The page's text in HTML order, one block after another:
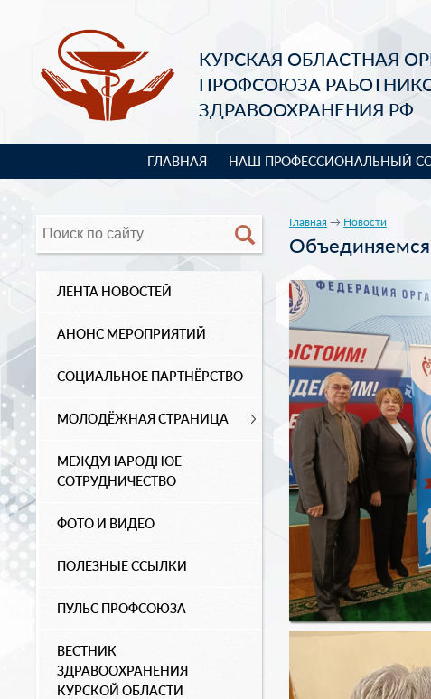
КУРСКАЯ ОБЛАСТНАЯ
ПРОФСОЮЗА
ЗДРАВООХРАНЕНИЯ РФ
ГЛАВНАЯ НАШ ПРОФЕССИОНАЛЬНЫЙ
ЛЕНТА НОВОСТЕЙ
АНОНС МЕРОПРИЯТИЙ
СОЦИАЛЬНОЕ ПАРТНЁРСТВО
МОЛОДЁЖНАЯ СТРАНИЦА
МЕЖДУНАРОДНОЕ
СОТРУДНИЧЕСТВО
ФОТО И ВИДЕО
ПОЛЕЗНЫЕ ССЫЛКИ
ПУЛЬС ПРОФСОЮЗА
ВЕСТНИК
ЗДРАВООХРАНЕНИЯ
КУРСКОЙ ОБЛАСТИ
Главная → Новости